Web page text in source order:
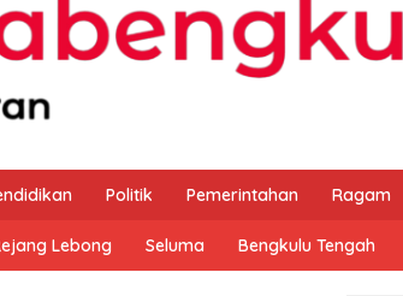
Politik Pemerintahan Ragam
Lebong Seluma Bengkulu Tengah